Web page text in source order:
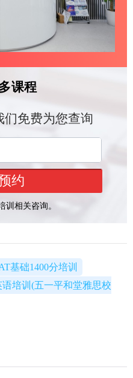
基础1400分培训
培训(五一平和堂雅思校